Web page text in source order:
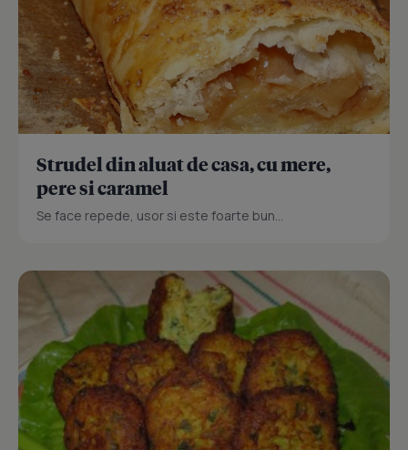
Strudel din aluat de casa, cu mere,
pere si caramel
Se face repede, usor si este foarte bun...